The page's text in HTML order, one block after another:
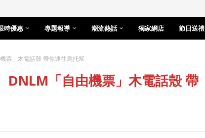
時優惠 專題報導 潮流熱話 獨家網店 節日送禮
票」木電話殼 帶你通往烏托幫
DNLM「自由機票」木電話殼 帶